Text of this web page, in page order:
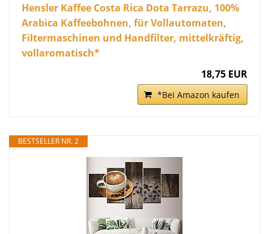
Hensler Kaffee Costa Rica Dota Tarrazu, 100%
Arabica Kaffeebohnen, für Vollautomaten,
Filtermaschinen und Handfilter, mittelkräftig,
vollaromatisch*
18,75 EUR
*Bei Amazon kaufen
BESTSELLER NR. 2